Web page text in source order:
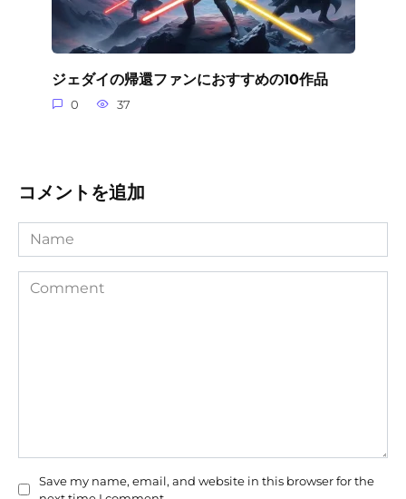
ジェダイの帰還ファンにおすすめの10作品
0 37
コメントを追加
Name
Comment
Save my name, email, and website in this browser for the